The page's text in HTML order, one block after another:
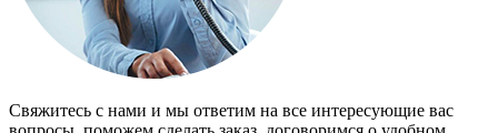
Свяжитесь с нами и мы ответим на все интересующие вас